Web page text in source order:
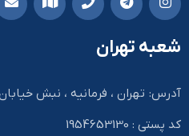
شعبه تهران
آدرس: تهران ، فرمانیه ، نبش
کد پستی : 1954653130